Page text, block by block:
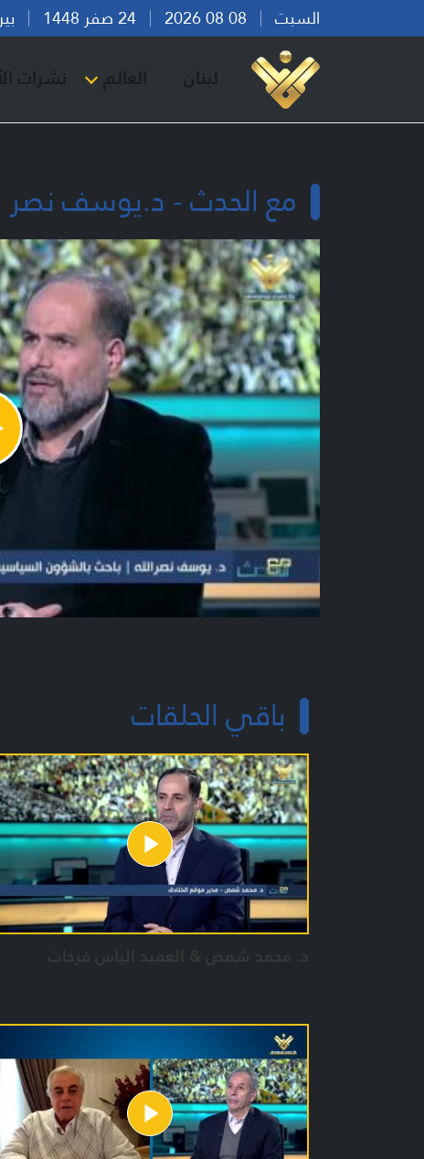
السبت
لبنان العالم نشرات
مع الحدث - د.يوسف نصر
باقي الحلقات
د. محمد شمص & العميد الياس فرحات